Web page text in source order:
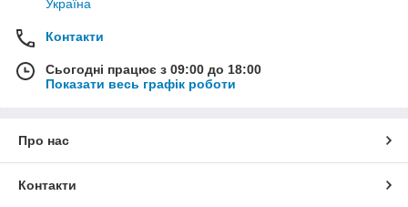
Україна
Контакти
Сьогодні працює з 09:00 до 18:00
Показати весь графік роботи
Про нас
Контакти